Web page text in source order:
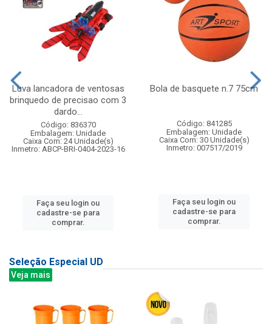
Luva lancadora de ventosas
brinquedo de precisao com 3
dardo...
Código: 836370
Embalagem: Unidade
Caixa Com: 24 Unidade(s)
Inmetro: ABCP-BRI-0404-2023-16
Faça seu login ou
cadastre-se para
comprar.
Bola de basquete n.7 75cm
Código: 841285
Embalagem: Unidade
Caixa Com: 30 Unidade(s)
Inmetro: 007517/2019
Faça seu login ou
cadastre-se para
comprar.
Seleção Especial UD
Veja mais